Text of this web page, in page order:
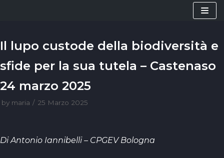
Il lupo custode della biodiversità e
sfide per la sua tutela – Castenaso
24 marzo 2025
by maria 25 Marzo 2025
Di Antonio Iannibelli – CPGEV Bologna